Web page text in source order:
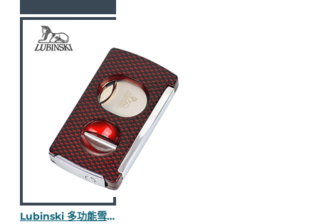
Lubinski 多功能雪茄剪(紅)